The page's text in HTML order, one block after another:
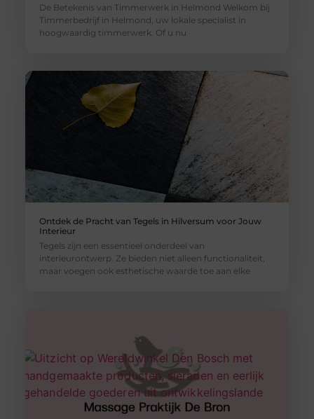
De Betekenis van Timmerwerk in Helmond Welkom bij
Timmerbedrijf in Helmond, uw lokale specialist in
hoogwaardig timmerwerk. Of u nu
Ontdek de Pracht van Tegels in Hilversum voor Jouw
Interieur
Tegels zijn een essentieel onderdeel van
interieurontwerp. Ze bieden niet alleen functionaliteit,
maar voegen ook esthetische waarde toe aan elke